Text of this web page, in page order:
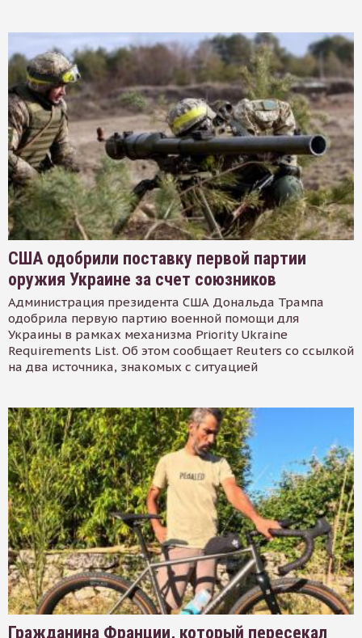
США одобрили поставку первой партии
оружия Украине за счет союзников
Администрация президента США Дональда Трампа
одобрила первую партию военной помощи для
Украины в рамках механизма Priority Ukraine
Requirements List. Об этом сообщает Reuters со ссылкой
на два источника, знакомых с ситуацией
Гражданина Франции, который пересекал